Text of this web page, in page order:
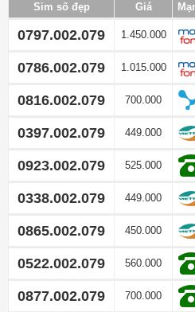
Sim số đẹp Giá
0797.002.079 1.450.000
0786.002.079 1.015.000
0816.002.079 700.000
0397.002.079 449.000
0923.002.079 525.000
0338.002.079 449.000
0865.002.079 450.000
0522.002.079 560.000
0877.002.079 700.000